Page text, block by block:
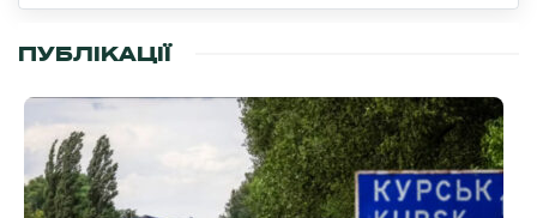
ПУБЛІКАЦІЇ